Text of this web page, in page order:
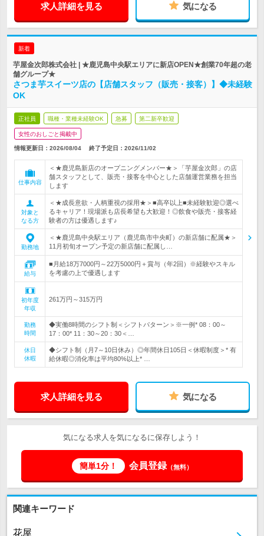
求人詳細を見る 気になる
新着
芋屋金次郎株式会社 | ★鹿児島中央駅エリアに新店OPEN★創業70年超の老
舗グループ★
さつま芋スイーツ店の【店舗スタッフ（販売・接客）】◆未経験
OK
正社員 職種・業種未経験OK 急募 第二新卒歓迎
女性のおしごと掲載中
情報更新日：2026/08/04 終了予定日： 2026/11/02
仕事内容
＜★鹿児島新店のオープニングメンバー★＞「芋屋金次郎」の店
舗スタッフとして、販売・接客を中心とした店舗運営業務を担当
します
対象と
なる方
＜★成長意欲・人柄重視の採用★＞■高卒以上■未経験歓迎◎選べ
るキャリア！現場派も店長希望も大歓迎！◎飲食や販売・接客経
験者の方は優遇します♪
勤務地
＜★鹿児島中央駅エリア（鹿児島市中央町）の新店舗に配属★＞
11月初旬オープン予定の新店舗に配属し…
給与
■月給18万7000円～22万5000円＋賞与（年2回）※経験やスキル
を考慮の上で優遇します
初年度
年収
261万円～315万円
勤務
時間
◆実働8時間のシフト制＜シフトパターン＞※一例* 08：00～
17：00* 11：30～20：30＜…
休日
休暇
◆シフト制（月7～10日休み）◎年間休日105日＜休暇制度＞* 有
給休暇◎消化率は平均80%以上* …
求人詳細を見る 気になる
気になる求人を気になるに保存しよう！
簡単1分！ 会員登録（無料）
関連キーワード
花屋